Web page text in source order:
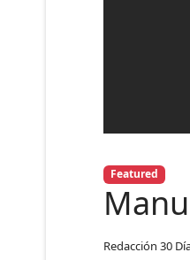
Featured
Redacción 30